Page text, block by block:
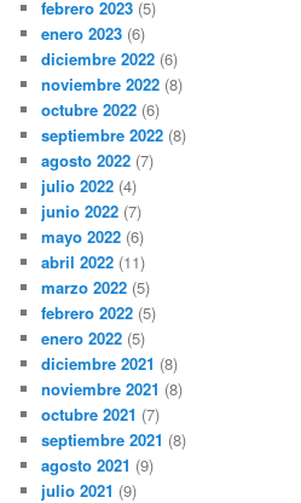
febrero 2023 (5)
enero 2023 (6)
diciembre 2022 (6)
noviembre 2022 (8)
octubre 2022 (6)
septiembre 2022 (8)
agosto 2022 (7)
julio 2022 (4)
junio 2022 (7)
mayo 2022 (6)
abril 2022 (11)
marzo 2022 (5)
febrero 2022 (5)
enero 2022 (5)
diciembre 2021 (8)
noviembre 2021 (8)
octubre 2021 (7)
septiembre 2021 (8)
agosto 2021 (9)
julio 2021 (9)